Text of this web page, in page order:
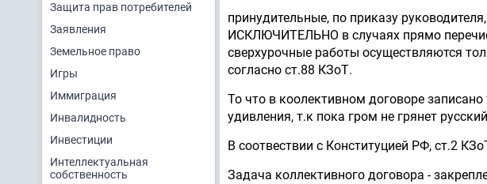
Защита прав потребителей
Заявления
Земельное право
Игры
Иммиграция
Инвалидность
Инвестиции
Интеллектуальная
собственность
принудительные, по приказу
ИСКЛЮЧИТЕЛЬНО в случаях прямо
сверхурочные работы осуществляются
согласно ст.88 КЗоТ.
То что в коолективном договоре
удивления, т.к пока гром не грянет
В соотвествии с Конституцией РФ, ст.2
Задача коллективного договора -